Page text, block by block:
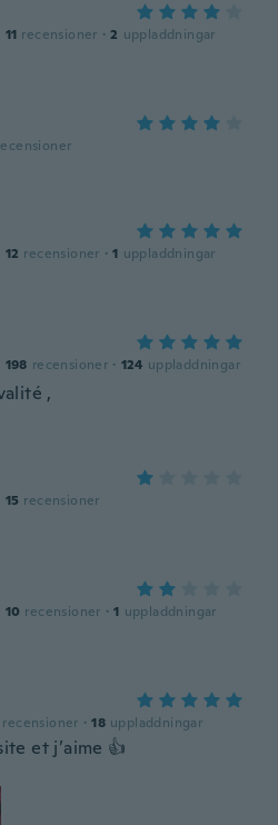
11 recensioner · 2 uppladdningar
12 recensioner · 1 uppladdningar
198 recensioner · 124 uppladdningar
,
15 recensioner
10 recensioner · 1 uppladdningar
recensioner · 18 uppladdningar
et j’aime 👍